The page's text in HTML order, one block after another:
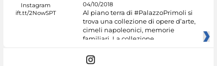
04/10/2018
Al piano terra di #PalazzoPrimoli si
trova una collezione di opere d’arte,
cimeli napoleonici, memorie
familiari. La collezione